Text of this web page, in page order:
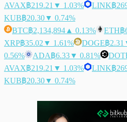
AVAX฿219.21 ▼ 1.03% LINK฿
KUB฿20.30▼ 0.74%
BTC฿2,134,894 ▲ 0.13% ETH฿
XRP฿35.02 ▼ 1.61% DOGE฿2.31
0.56%
ADA฿6.33▼ 0.81% DOT
AVAX฿219.21 ▼ 1.03% LINK฿
KUB฿20.30▼ 0.74%